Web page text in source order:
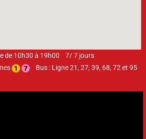
de 10h30 à 19h00 7/ 7 jours
Bus : Ligne 21, 27, 39, 68, 72 et 95